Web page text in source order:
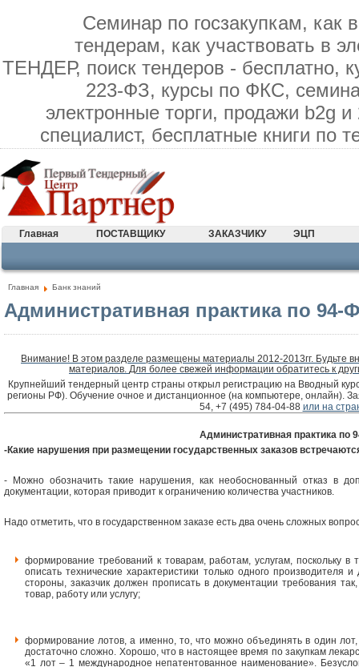
Семинар по госзакупкам, как
тендерам, как участвовать в
ТЕНДЕР, поиск тендеров - бесплатно,
223-ФЗ, курсы по ФКС,
электронные торги, продажи b2g
специалист, бесплатные книги
Главная ПОСТАВЩИКУ ЗАКАЗЧИКУ ЭЦП
Главная Банк знаний
Административная практика по 94-
Внимание! В этом разделе размещены материалы 2012-2013гг. Будьте
материалов. Для более свежей информации обратитесь к
Крупнейший тендерный центр страны открыл регистрацию на Вводный
регионы РФ). Обучение очное и дистанционное (на компьютере, онлайн).
54, +7 (495) 784-04-88 или на
Административная практика по
-Какие нарушения при размещении государственных заказов
- Можно обозначить такие нарушения, как необоснованный отказ в
документации, которая приводит к ограничению количества участников.
Надо отметить, что в государственном заказе есть два очень сложных
формирование требований к товарам, работам, услугам, поскольку
описать технические характеристики только одного производителя
стороны, заказчик должен прописать в документации требования
товар, работу или услугу;
формирование лотов, а именно, то, что можно объединять в один
достаточно сложно. Хорошо, что в настоящее время по закупкам
«1 лот – 1 международное непатентованное наименование».